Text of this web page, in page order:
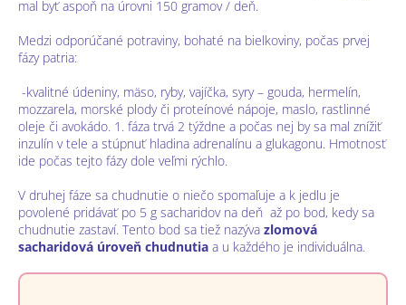
mal byť aspoň na úrovni 150 gramov / deň.
Medzi odporúčané potraviny, bohaté na bielkoviny, počas prvej
fázy patria:
-kvalitné údeniny, mäso, ryby, vajíčka, syry – gouda, hermelín,
mozzarela, morské plody či proteínové nápoje, maslo, rastlinné
oleje či avokádo. 1. fáza trvá 2 týždne a počas nej by sa mal znížiť
inzulín v tele a stúpnuť hladina adrenalínu a glukagonu. Hmotnosť
ide počas tejto fázy dole veľmi rýchlo.
V druhej fáze sa chudnutie o niečo spomaľuje a k jedlu je
povolené pridávať po 5 g sacharidov na deň až po bod, kedy sa
chudnutie zastaví. Tento bod sa tiež nazýva zlomová
sacharidová úroveň chudnutia a u každého je individuálna.